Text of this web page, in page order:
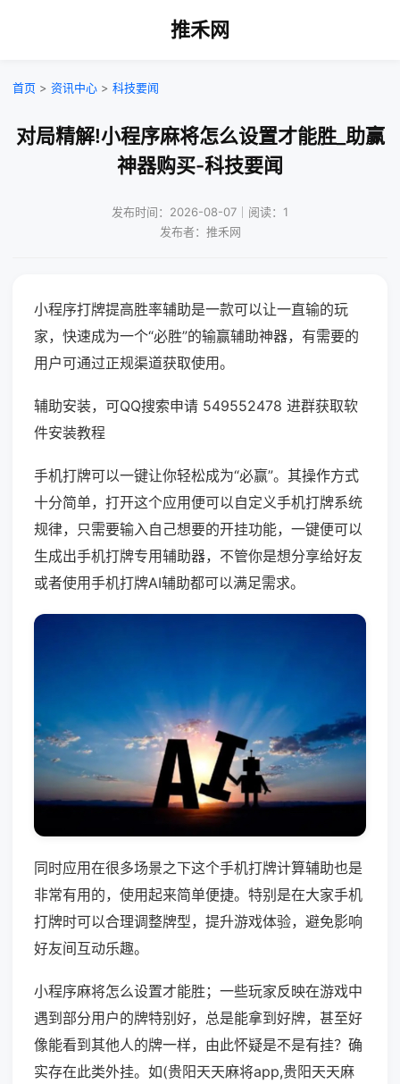
推禾网
首页 > 资讯中心 > 科技要闻
对局精解!小程序麻将怎么设置才能胜_助赢
神器购买-科技要闻
发布时间：2026-08-07｜阅读：1
发布者：推禾网
小程序打牌提高胜率辅助是一款可以让一直输的玩
家，快速成为一个“必胜”的输赢辅助神器，有需要的
用户可通过正规渠道获取使用。
辅助安装，可QQ搜索申请 549552478 进群获取软
件安装教程
手机打牌可以一键让你轻松成为“必赢”。其操作方式
十分简单，打开这个应用便可以自定义手机打牌系统
规律，只需要输入自己想要的开挂功能，一键便可以
生成出手机打牌专用辅助器，不管你是想分享给好友
或者使用手机打牌AI辅助都可以满足需求。
同时应用在很多场景之下这个手机打牌计算辅助也是
非常有用的，使用起来简单便捷。特别是在大家手机
打牌时可以合理调整牌型，提升游戏体验，避免影响
好友间互动乐趣。
小程序麻将怎么设置才能胜；一些玩家反映在游戏中
遇到部分用户的牌特别好，总是能拿到好牌，甚至好
像能看到其他人的牌一样，由此怀疑是不是有挂？确
实存在此类外挂。如(贵阳天天麻将app,贵阳天天麻